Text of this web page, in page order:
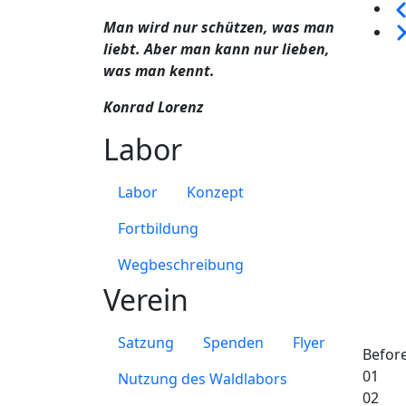
01
02
Man wird nur schützen, was man
liebt. Aber man kann nur lieben,
was man kennt.
Konrad Lorenz
Labor
Labor
Konzept
Fortbildung
Wegbeschreibung
Verein
Satzung Spenden
Flyer
Nutzung des Waldlabors